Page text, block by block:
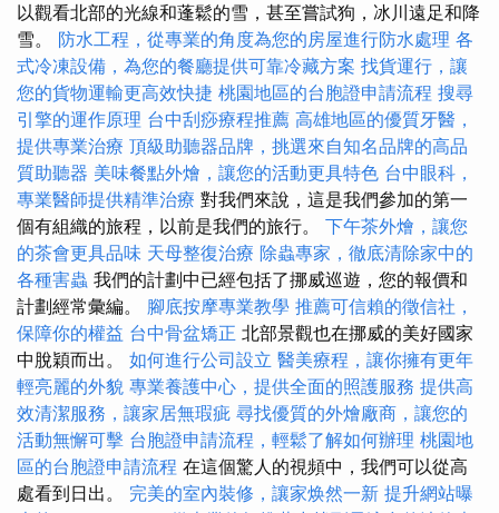
以觀看北部的光線和蓬鬆的雪，甚至嘗試狗，冰川遠足和降
雪。 防水工程，從專業的角度為您的房屋進行防水處理 各
式冷凍設備，為您的餐廳提供可靠冷藏方案 找貨運行，讓
您的貨物運輸更高效快捷 桃園地區的台胞證申請流程 搜尋
引擎的運作原理 台中刮痧療程推薦 高雄地區的優質牙醫，
提供專業治療 頂級助聽器品牌，挑選來自知名品牌的高品
質助聽器 美味餐點外燴，讓您的活動更具特色 台中眼科，
專業醫師提供精準治療 對我們來說，這是我們參加的第一
個有組織的旅程，以前是我們的旅行。 下午茶外燴，讓您
的茶會更具品味 天母整復治療 除蟲專家，徹底清除家中的
各種害蟲 我們的計劃中已經包括了挪威巡遊，您的報價和
計劃經常彙編。 腳底按摩專業教學 推薦可信賴的徵信社，
保障你的權益 台中骨盆矯正 北部景觀也在挪威的美好國家
中脫穎而出。 如何進行公司設立 醫美療程，讓你擁有更年
輕亮麗的外貌 專業養護中心，提供全面的照護服務 提供高
效清潔服務，讓家居無瑕疵 尋找優質的外燴廠商，讓您的
活動無懈可擊 台胞證申請流程，輕鬆了解如何辦理 桃園地
區的台胞證申請流程 在這個驚人的視頻中，我們可以從高
處看到日出。 完美的室內裝修，讓家焕然一新 提升網站曝